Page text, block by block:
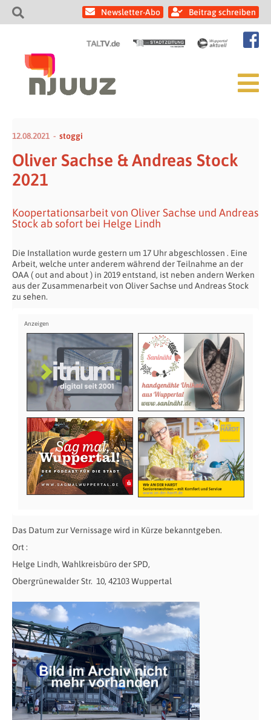
Newsletter-Abo Beitrag schreiben
12.08.2021 stoggi
Oliver Sachse & Andreas Stock
2021
Koopertationsarbeit von Oliver Sachse und Andreas
Stock ab sofort bei Helge Lindh
Die Installation wurde gestern um 17 Uhr abgeschlossen . Eine
Arbeit, welche unter anderem während der Teilnahme an der
OAA ( out and about ) in 2019 entstand, ist neben andern Werken
aus der Zusammenarbeit von Oliver Sachse und Andreas Stock
zu sehen.
Das Datum zur Vernissage wird in Kürze bekanntgeben.
Ort :
Helge Lindh, Wahlkreisbüro der SPD,
Obergrünewalder Str. 10, 42103 Wuppertal